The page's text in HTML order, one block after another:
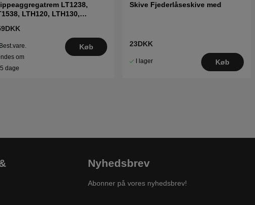
LT1238,
LTH120, LTH130,
Best.vare.
om
dage
Køb
Skive Fjederlåseskive med
23DKK
I lager Køb
Nyhedsbrev
Abonner på vores nyhedsbrev!